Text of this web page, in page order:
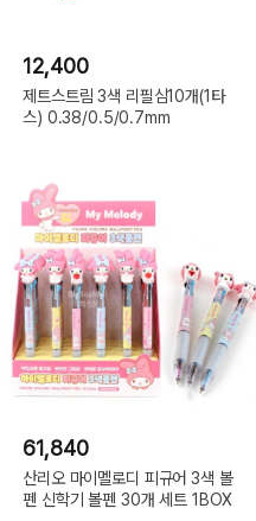
12,400
제트스트림 3색 리필심10개(1타
스) 0.38/0.5/0.7mm
61,840
산리오 마이멜로디 피규어 3색 볼
펜 신학기 볼펜 30개 세트 1BOX